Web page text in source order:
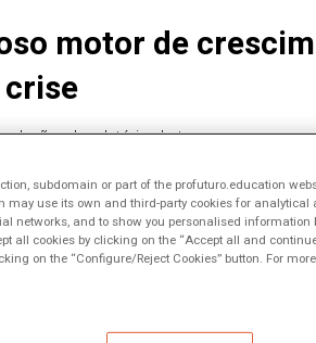
motor de
do relatório alerta para o enorme
desigualdades, aumenta oacessoe
Como estas oportunidades de
que este grande potencial de mudança
EdTech
subdomain or part of the profuturo.education
may use its own and third-party cookies for
networks, and to show you personalised information
all cookies by clicking on the “Accept all and
on the “Configure/Reject Cookies” button. For